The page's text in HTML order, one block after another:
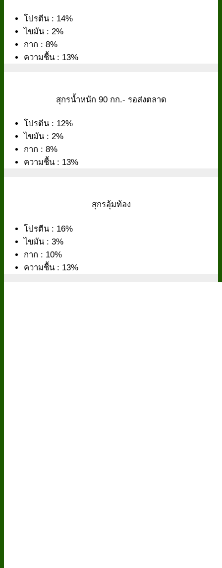
โปรตีน : 14%
ไขมัน : 2%
กาก : 8%
ความชื้น : 13%
สุกรน้ำหนัก 90 กก.- รอส่งตลาด
โปรตีน : 12%
ไขมัน : 2%
กาก : 8%
ความชื้น : 13%
สุกรอุ้มท้อง
โปรตีน : 16%
ไขมัน : 3%
กาก : 10%
ความชื้น : 13%